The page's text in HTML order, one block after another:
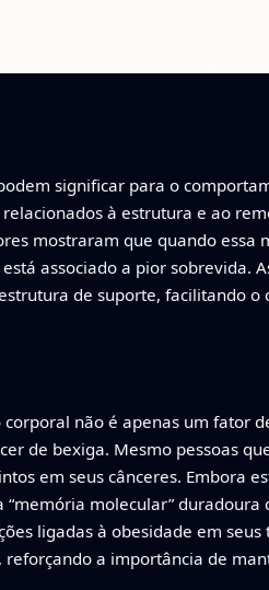
significar para o
à estrutura e ao
mostraram que quando essa
associado a pior sobrevida.
de suporte, facilitando o
não é apenas um fator
de bexiga. Mesmo pessoas
em seus cânceres. Embora
molecular”
ligadas à obesidade em
a importância de